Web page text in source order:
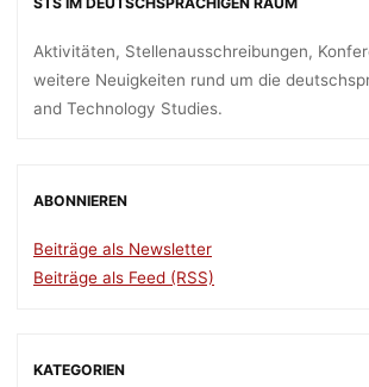
Aktivitäten, Stellenausschreibungen,
weitere Neuigkeiten rund um die
and Technology Studies.
ABONNIEREN
Beiträge als Newsletter
Beiträge als Feed (RSS)
KATEGORIEN